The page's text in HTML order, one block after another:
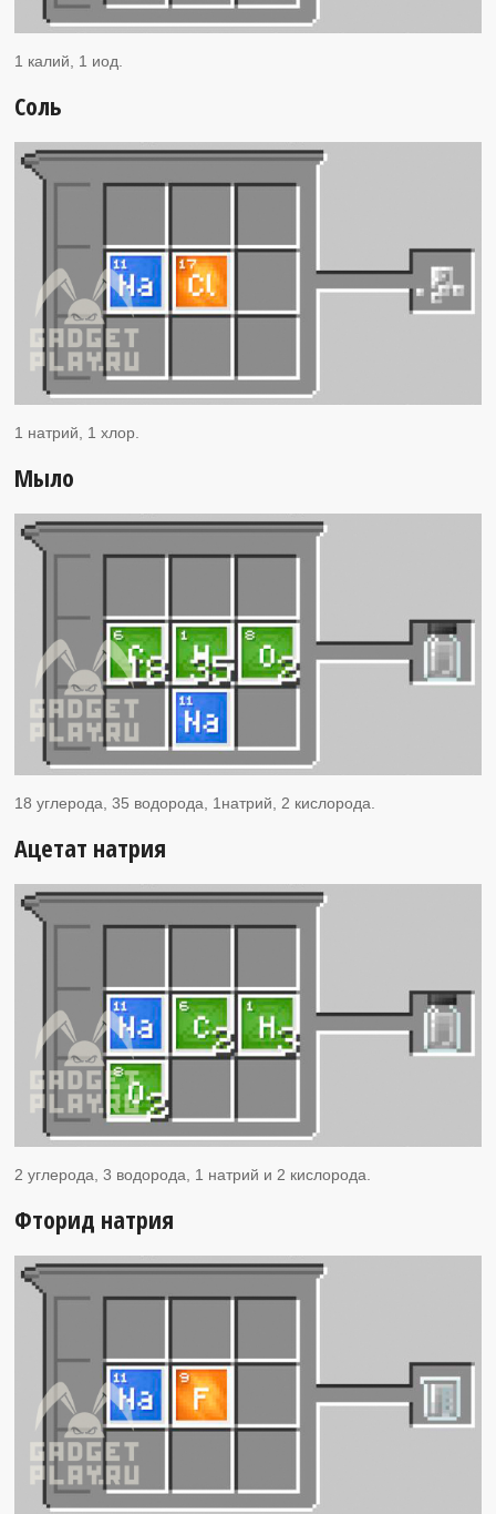
1 калий, 1 иод.
Соль
1 натрий, 1 хлор.
Мыло
18 углерода, 35 водорода, 1натрий, 2 кислорода.
Ацетат натрия
2 углерода, 3 водорода, 1 натрий и 2 кислорода.
Фторид натрия